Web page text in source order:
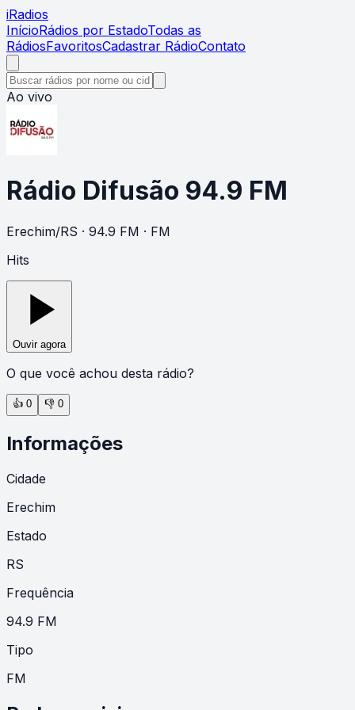
iRadios
InícioRádios por EstadoTodas as
RádiosFavoritosCadastrar RádioContato
Ao vivo
Rádio Difusão 94.9 FM
Erechim/RS · 94.9 FM · FM
Hits
Ouvir agora
O que você achou desta rádio?
👍 0 👎 0
Informações
Cidade
Erechim
Estado
RS
Frequência
94.9 FM
Tipo
FM